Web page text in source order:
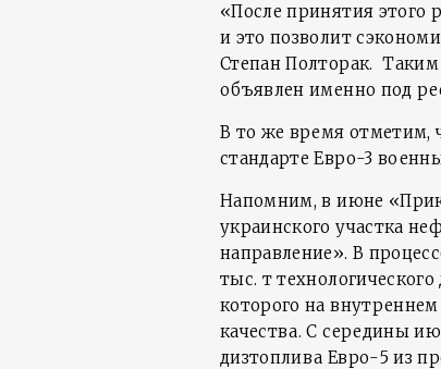
«После принятия этого
и это позволит
Степан Полторак.
объявлен именно под
В то же время отметим,
стандарте Евро-3
Напомним, в июне
украинского участка
направление». В
тыс. т
которого на
качества. С середины
дизтоплива Евро-5 из